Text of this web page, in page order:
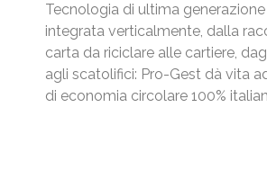
Tecnologia di ultima generazione
integrata verticalmente, dalla
carta da riciclare alle cartiere,
agli scatolifici: Pro-Gest dà vita
di economia circolare 100%